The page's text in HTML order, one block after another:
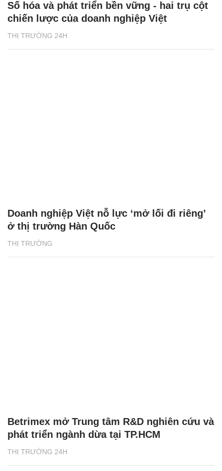
THỊ TRƯỜNG 24H
Số hóa và phát triển bền vững - hai trụ cột
chiến lược của doanh nghiệp Việt
THỊ TRƯỜNG
Doanh nghiệp Việt nỗ lực ‘mở lối đi riêng’
ở thị trường Hàn Quốc
THỊ TRƯỜNG 24H
Betrimex mở Trung tâm R&D nghiên cứu và
phát triển ngành dừa tại TP.HCM